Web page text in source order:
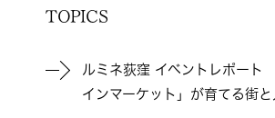
TOPICS
ルミネ荻窪 イベントレポート
インマーケット」が育てる街